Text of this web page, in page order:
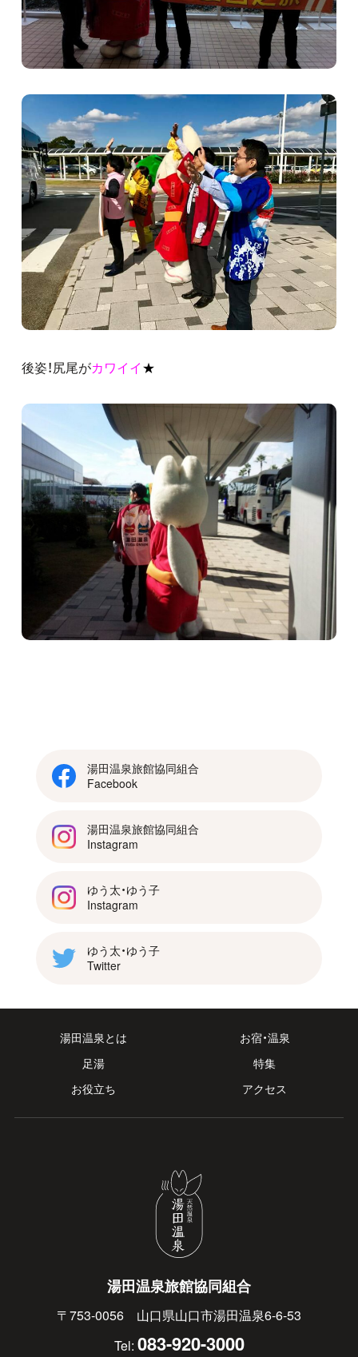
後姿！尻尾がカワイイ★
湯田温泉旅館協同組合
Facebook
湯田温泉旅館協同組合
Instagram
ゆう太・ゆう子
Instagram
ゆう太・ゆう子
Twitter
湯田温泉とは
お宿・温泉
足湯
特集
お役立ち
アクセス
湯田温泉旅館協同組合
〒753-0056 山口県山口市湯田温泉6-6-53
Tel: 083-920-3000